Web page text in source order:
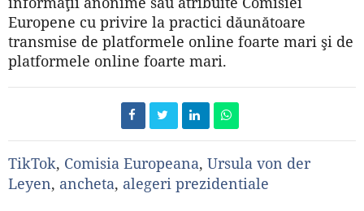
Europene cu privire la practici dăunătoare
transmise de platformele online foarte mari şi de
platformele online foarte mari.
TikTok, Comisia Europeana, Ursula von der
Leyen, ancheta, alegeri prezidentiale